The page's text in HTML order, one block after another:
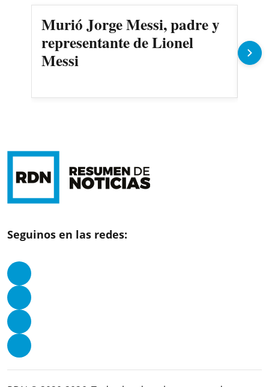
Murió Jorge Messi, padre y
representante de Lionel
Messi
Seguinos en las redes: